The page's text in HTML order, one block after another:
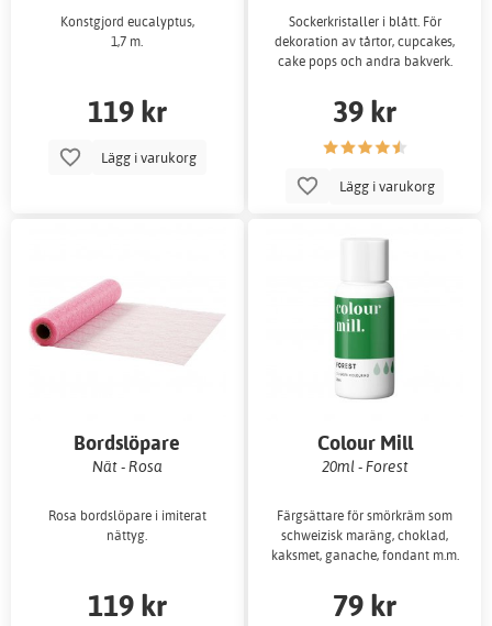
Konstgjord eucalyptus,
1,7 m.
119 kr
Lägg i varukorg
Sockerkristaller i blått. För
dekoration av tårtor, cupcakes,
cake pops och andra bakverk.
39 kr
Lägg i varukorg
Bordslöpare
Nät - Rosa
Rosa bordslöpare i imiterat
nättyg.
119 kr
Colour Mill
20ml - Forest
Färgsättare för smörkräm som
schweizisk maräng, choklad,
kaksmet, ganache, fondant m.m.
79 kr